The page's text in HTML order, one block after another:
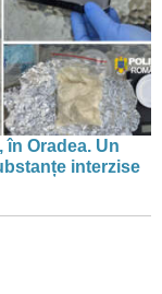
Oradea. Un
interzise